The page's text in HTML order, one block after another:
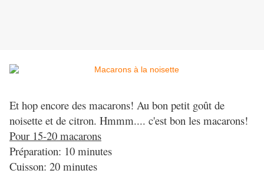
Et hop encore des macarons! Au bon petit goût de
noisette et de citron. Hmmm.... c'est bon les macarons!
Pour 15-20 macarons
Préparation: 10 minutes
Cuisson: 20 minutes